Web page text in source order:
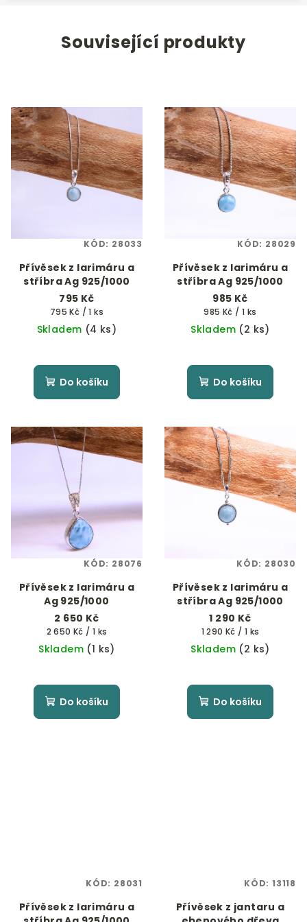
Související produkty
Přívěsek z larimáru a
stříbra Ag 925/1000
795 Kč
Měrná
cena:
795 Kč / 1 ks
Skladem (4 ks)
Do košíku
KÓD: 28033
Přívěsek z larimáru a
stříbra Ag 925/1000
985 Kč
Měrná
cena:
985 Kč / 1 ks
Skladem (2 ks)
Do košíku
KÓD: 28029
Přívěsek z larimáru a
Ag 925/1000
2 650 Kč
Měrná
cena:
2 650 Kč / 1 ks
Skladem (1 ks)
Do košíku
KÓD: 28076
Přívěsek z larimáru a
stříbra Ag 925/1000
1 290 Kč
Měrná
cena:
1 290 Kč / 1 ks
Skladem (2 ks)
Do košíku
KÓD: 28030
Přívěsek z larimáru a
KÓD: 28031
Přívěsek z jantaru a
KÓD: 13118